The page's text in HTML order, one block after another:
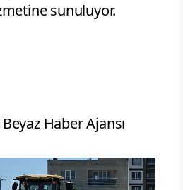
sunuluyor.
Haber Ajansı